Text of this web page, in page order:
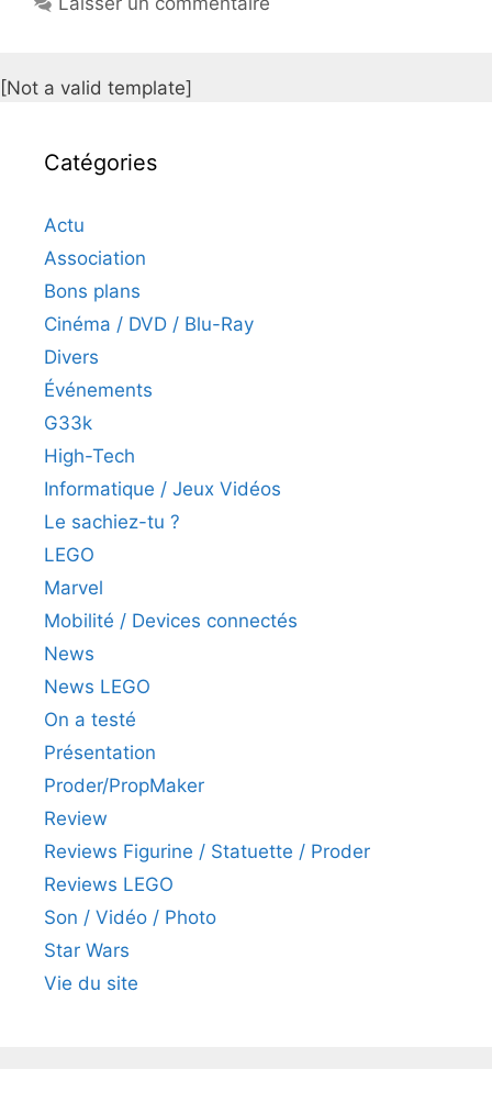
[Not a valid template]
Catégories
Actu
Association
Bons plans
Cinéma / DVD / Blu-Ray
Divers
Événements
G33k
High-Tech
Informatique / Jeux Vidéos
Le sachiez-tu ?
LEGO
Marvel
Mobilité / Devices connectés
News
News LEGO
On a testé
Présentation
Proder/PropMaker
Review
Reviews Figurine / Statuette / Proder
Reviews LEGO
Son / Vidéo / Photo
Star Wars
Vie du site